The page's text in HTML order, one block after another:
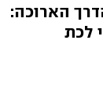
הארוכה:
לכת